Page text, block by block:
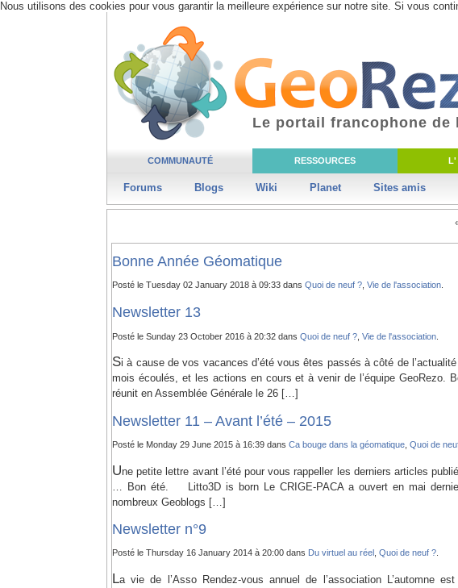
Nous utilisons des cookies pour vous garantir la meilleure expérience sur notre site. Si vous
COMMUNAUTÉ RESSOURCES L'
Forums Blogs Wiki Planet Sites amis
Le portail francophone de
Bonne Année Géomatique
Posté le Tuesday 02 January 2018 à 09:33 dans Quoi de neuf ? Vie de l'association
Newsletter 13
Posté le Sunday 23 October 2016 à 20:32 dans Quoi de neuf ? Vie de l'association
Si à cause de vos vacances d’été vous êtes passés à côté de
mois écoulés, et les actions en cours et à venir de l’équipe GeoRezo.
réunit en Assemblée Générale le 26 […]
Newsletter 11 – Avant l’été – 2015
Posté le Monday 29 June 2015 à 16:39 dans Ca bouge dans la géomatique Quoi de
Une petite lettre avant l’été pour vous rappeller les derniers articles
… Bon été. Litto3D is born Le CRIGE-PACA a ouvert en mai
nombreux Geoblogs […]
Newsletter n°9
Posté le Thursday 16 January 2014 à 20:00 dans Du virtuel au réel Quoi de neuf ?
La vie de l’Asso Rendez-vous annuel de l’association L’automne